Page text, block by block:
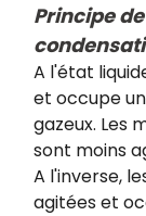
​Principe
​A l'état
et occupe
gazeux. Les
sont moins
A l'inverse,
agitées et